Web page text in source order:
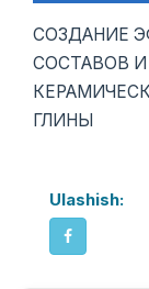
СОЗДАНИЕ
СОСТАВОВ
ГЛИНЫ
Ulashish: